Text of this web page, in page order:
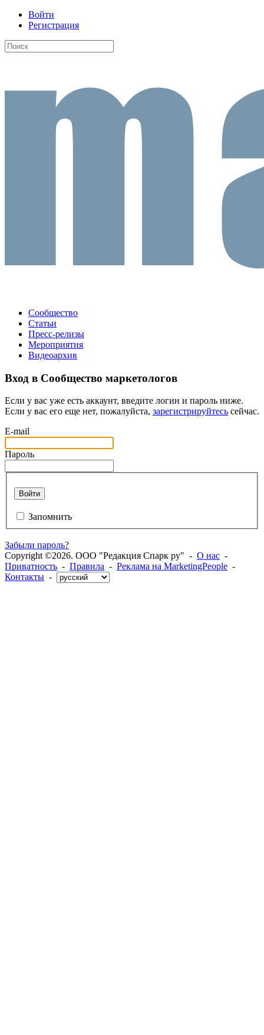
Войти
Регистрация
Сообщество
Статьи
Пресс-релизы
Мероприятия
Видеоархив
Вход в Сообщество маркетологов
Если у вас уже есть аккаунт, введите логин и пароль ниже.
Если у вас его еще нет, пожалуйста, зарегистрируйтесь сейчас.
E-mail
Пароль
Войти
Запомнить
Забыли пароль?
Copyright ©2026. ООО "Редакция Спарк ру" - О нас -
Приватность - Правила - Реклама на MarketingPeople -
Контакты -